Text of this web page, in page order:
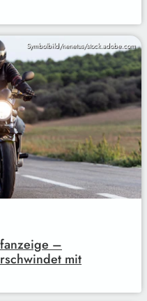
Symbolbild/nenetus/stock.adobe.com
–
mit